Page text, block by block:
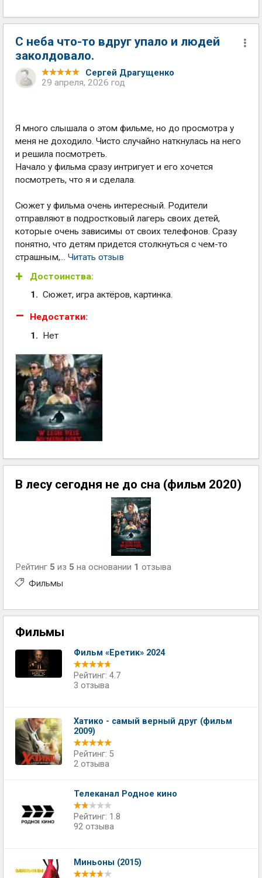
С неба что-то вдруг упало и людей
заколдовало.
Сергей Драгущенко
29 апреля, 2026 год
Я много слышала о этом фильме, но до просмотра у
меня не доходило. Чисто случайно наткнулась на него
и решила посмотреть.
Начало у фильма сразу интригует и его хочется
посмотреть, что я и сделала.
Сюжет у фильма очень интересный. Родители
отправляют в подростковый лагерь своих детей,
которые очень зависимы от своих телефонов. Сразу
понятно, что детям придется столкнуться с чем-то
страшным,... Читать отзыв
Достоинства:
Сюжет, игра актёров, картинка.
Недостатки:
Нет
В лесу сегодня не до сна (фильм 2020)
Рейтинг 5 из 5 на основании 1 отзыва
Фильмы
Фильмы
Фильм «Еретик» 2024
Рейтинг: 4.7
3 отзыва
Хатико - самый верный друг (фильм
2009)
Рейтинг: 5
2 отзыва
Телеканал Родное кино
Рейтинг: 1.8
92 отзыва
Миньоны (2015)